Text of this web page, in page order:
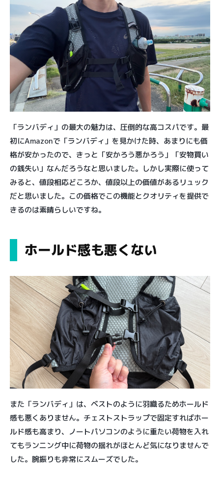
「ランバディ」の最大の魅力は、圧倒的な高コスパです。最
初にAmazonで「ランバディ」を見かけた時、あまりにも価
格が安かったので、きっと「安かろう悪かろう」「安物買い
の銭失い」なんだろうなと思いました。しかし実際に使って
みると、値段相応どころか、値段以上の価値があるリュック
だと思いました。この価格でこの機能とクオリティを提供で
きるのは素晴らしいですね。
ホールド感も悪くない
また「ランバディ」は、ベストのように羽織るためホールド
感も悪くありません。チェストストラップで固定すればホー
ルド感も高まり、ノートパソコンのように重たい荷物を入れ
てもランニング中に荷物の揺れがほとんど気になりませんで
した。腕振りも非常にスムーズでした。